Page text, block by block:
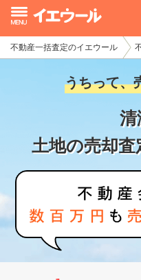
不動産一括査定のイエウール
うちって、
清
土地の売却
イエウール加盟希望の不動
初めての方へ
不動産の売却・一括査定
家査定シミュレーター
お問い合わせ